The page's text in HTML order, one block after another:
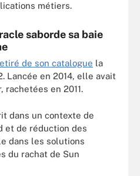
métiers.
saborde sa baie
de son catalogue la
Lancée en 2014, elle avait
rachetées en 2011.
dans un contexte de
et de réduction des
dans les solutions
du rachat de Sun